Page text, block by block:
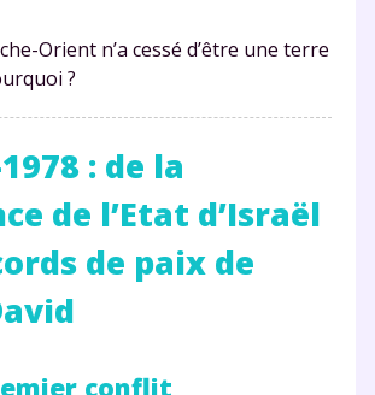
Orient n’a cessé d’être une terre
?
: de la
de l’Etat d’Israël
de paix de
conflit